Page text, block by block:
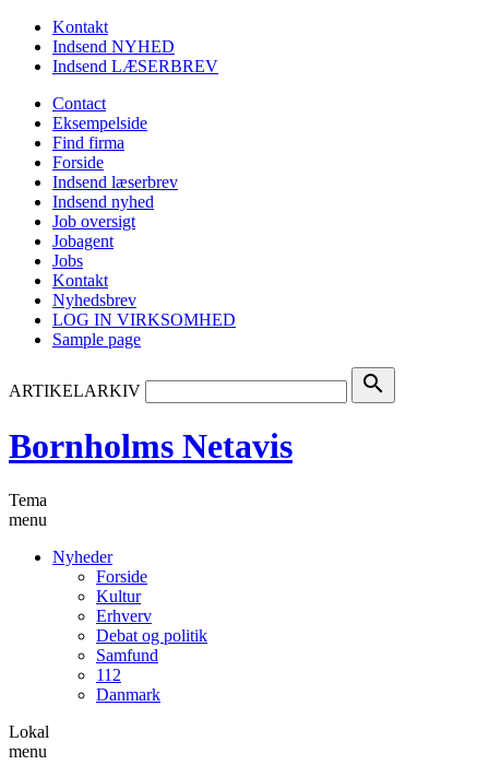
Kontakt
Indsend NYHED
Indsend LÆSERBREV
Contact
Eksempelside
Find firma
Forside
Indsend læserbrev
Indsend nyhed
Job oversigt
Jobagent
Jobs
Kontakt
Nyhedsbrev
LOG IN VIRKSOMHED
Sample page
ARTIKELARKIV search
Bornholms Netavis
Tema
menu
Nyheder
Forside
Kultur
Erhverv
Debat og politik
Samfund
112
Danmark
Lokal
menu